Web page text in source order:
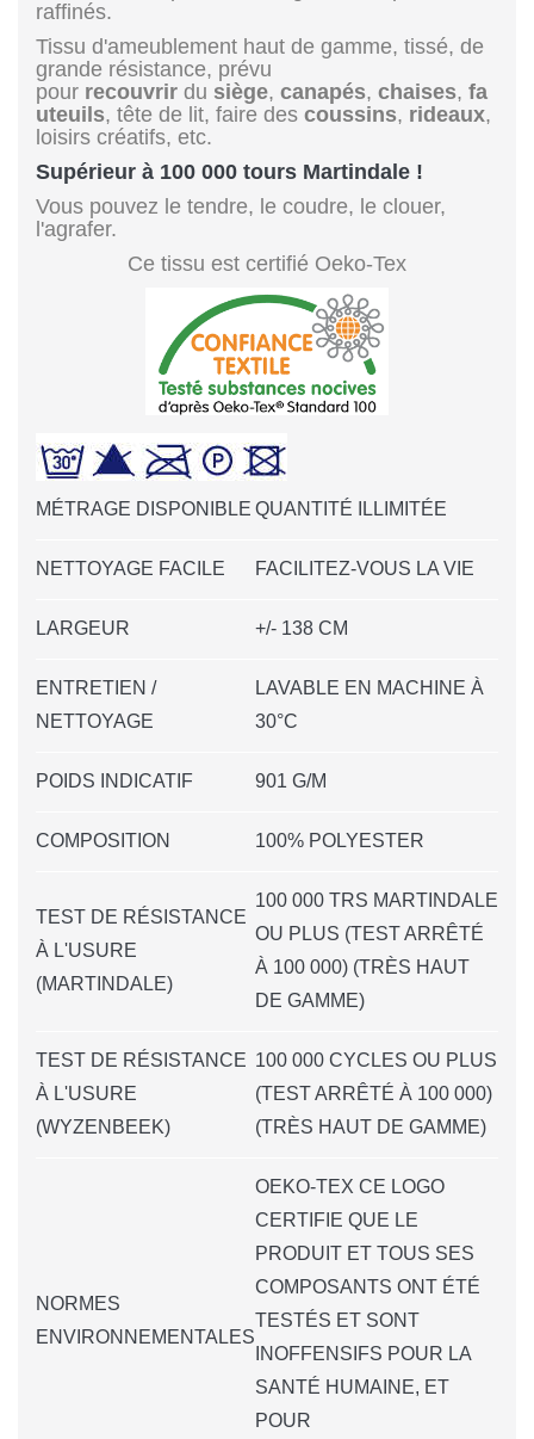
raffinés.
Tissu d'ameublement haut de gamme, tissé, de
grande résistance, prévu
pour recouvrir du siège, canapés, chaises, fa
uteuils, tête de lit, faire des coussins, rideaux,
loisirs créatifs, etc.
Supérieur à 100 000 tours Martindale !
Vous pouvez le tendre, le coudre, le clouer,
l'agrafer.
Ce tissu est certifié Oeko-Tex
MÉTRAGE DISPONIBLE QUANTITÉ ILLIMITÉE
NETTOYAGE FACILE FACILITEZ-VOUS LA VIE
LARGEUR +/- 138 CM
ENTRETIEN /
NETTOYAGE
LAVABLE EN MACHINE À
30°C
POIDS INDICATIF 901 G/M
COMPOSITION 100% POLYESTER
TEST DE RÉSISTANCE
À L'USURE
(MARTINDALE)
100 000 TRS MARTINDALE
OU PLUS (TEST ARRÊTÉ
À 100 000) (TRÈS HAUT
DE GAMME)
TEST DE RÉSISTANCE
À L'USURE
(WYZENBEEK)
100 000 CYCLES OU PLUS
(TEST ARRÊTÉ À 100 000)
(TRÈS HAUT DE GAMME)
NORMES
ENVIRONNEMENTALES
OEKO-TEX CE LOGO
CERTIFIE QUE LE
PRODUIT ET TOUS SES
COMPOSANTS ONT ÉTÉ
TESTÉS ET SONT
INOFFENSIFS POUR LA
SANTÉ HUMAINE, ET
POUR